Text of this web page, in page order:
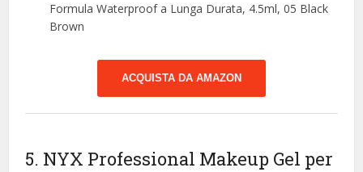
Formula Waterproof a Lunga Durata, 4.5ml, 05 Black
Brown
ACQUISTA DA AMAZON
5. NYX Professional Makeup Gel per